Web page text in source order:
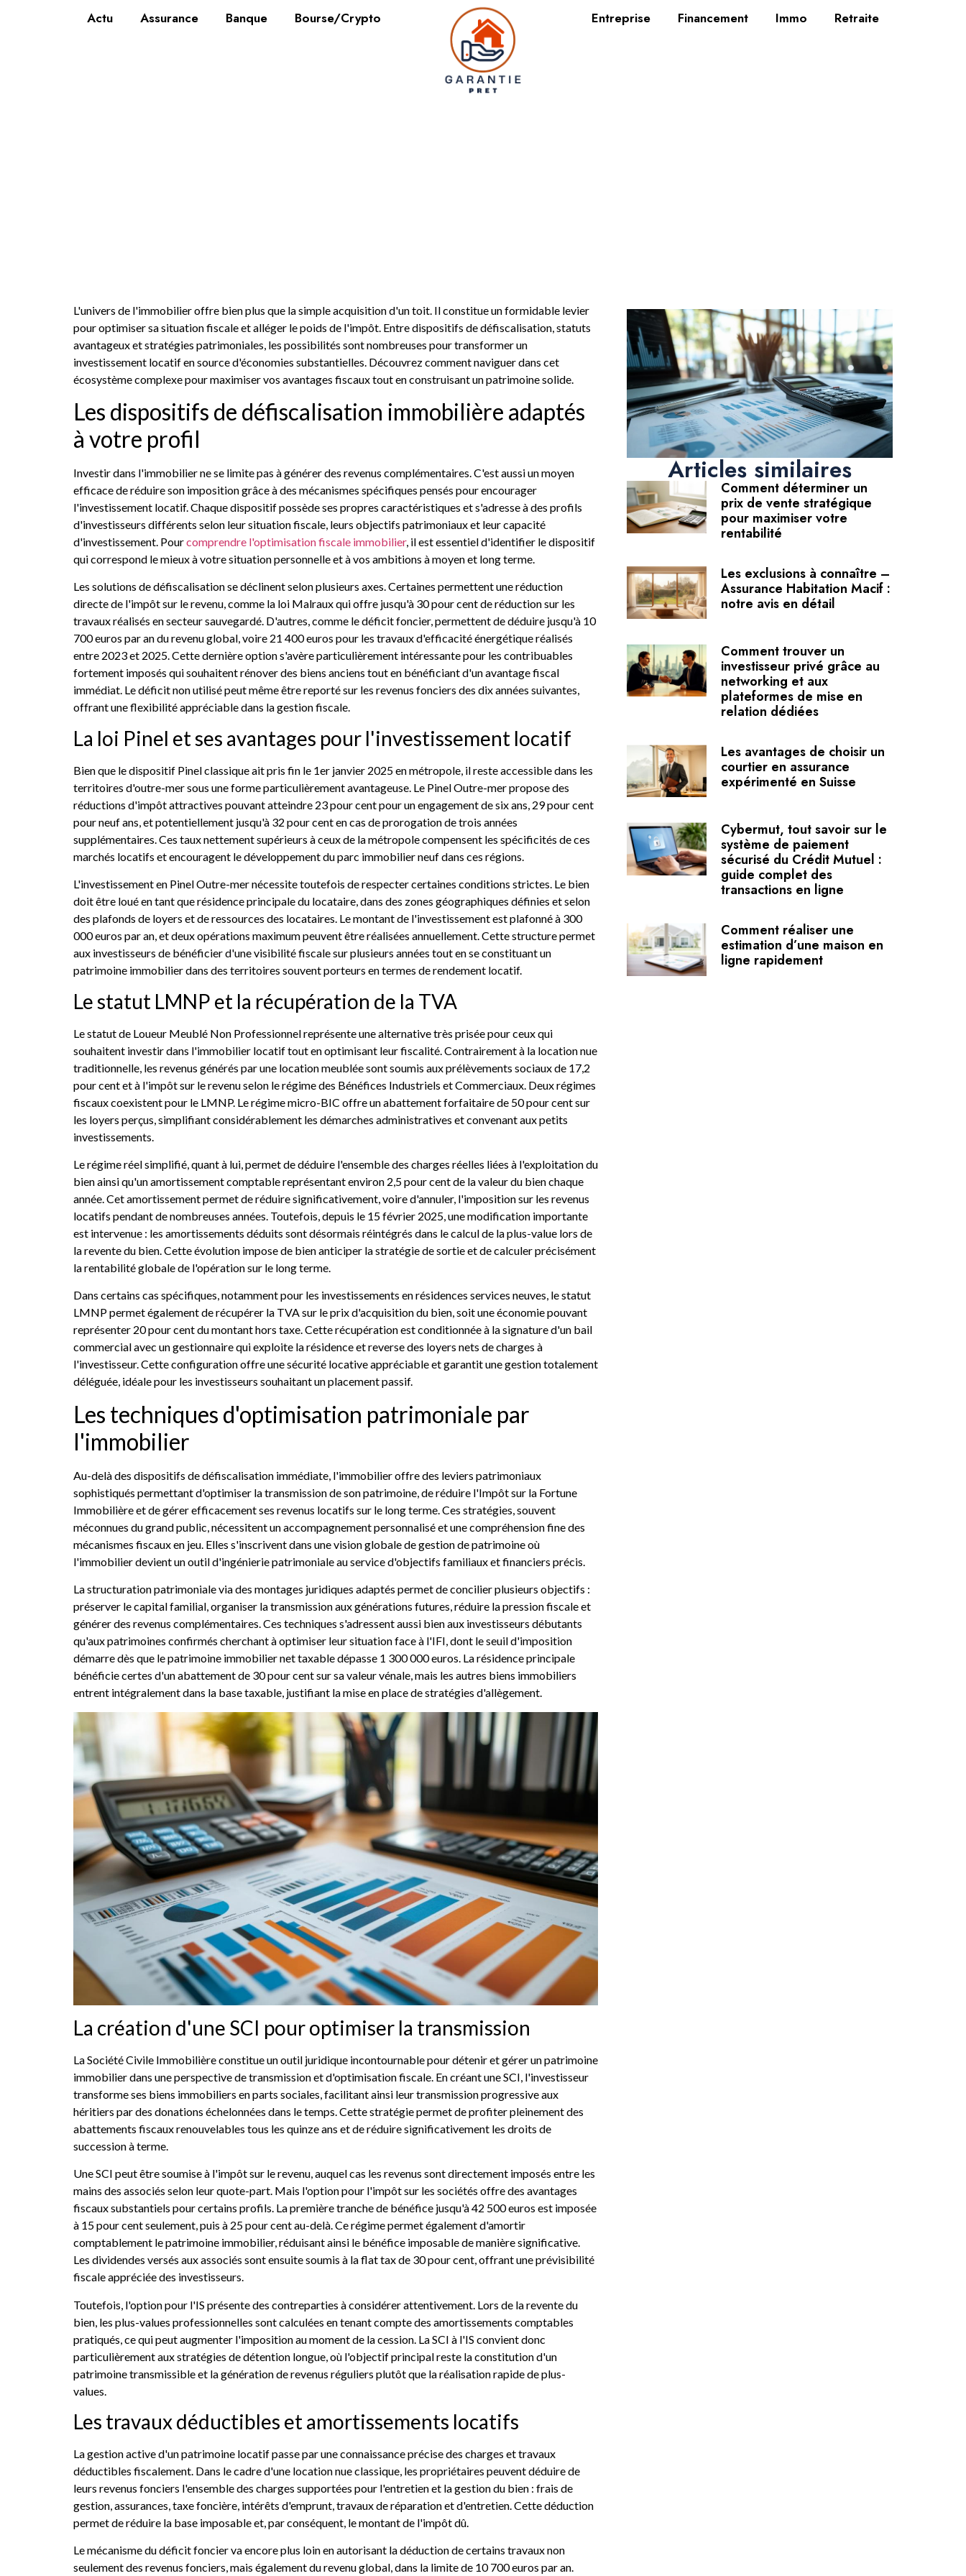
Actu Assurance Banque Bourse/Crypto Entreprise Financement Immo Retraite
L'univers de l'immobilier offre bien plus que la simple acquisition d'un toit. Il constitue un formidable levier
pour optimiser sa situation fiscale et alléger le poids de l'impôt. Entre dispositifs de défiscalisation, statuts
avantageux et stratégies patrimoniales, les possibilités sont nombreuses pour transformer un
investissement locatif en source d'économies substantielles. Découvrez comment naviguer dans cet
écosystème complexe pour maximiser vos avantages fiscaux tout en construisant un patrimoine solide.
Les dispositifs de défiscalisation immobilière adaptés
à votre profil
Investir dans l'immobilier ne se limite pas à générer des revenus complémentaires. C'est aussi un moyen
efficace de réduire son imposition grâce à des mécanismes spécifiques pensés pour encourager
l'investissement locatif. Chaque dispositif possède ses propres caractéristiques et s'adresse à des profils
d'investisseurs différents selon leur situation fiscale, leurs objectifs patrimoniaux et leur capacité
d'investissement. Pourcomprendre l'optimisation fiscale immobilier, il est essentiel d'identifier le dispositif
qui correspond le mieux à votre situation personnelle et à vos ambitions à moyen et long terme.
Les solutions de défiscalisation se déclinent selon plusieurs axes. Certaines permettent une réduction
directe de l'impôt sur le revenu, comme la loi Malraux qui offre jusqu'à 30 pour cent de réduction sur les
travaux réalisés en secteur sauvegardé. D'autres, comme le déficit foncier, permettent de déduire jusqu'à 10
700 euros par an du revenu global, voire 21 400 euros pour les travaux d'efficacité énergétique réalisés
entre 2023 et 2025. Cette dernière option s'avère particulièrement intéressante pour les contribuables
fortement imposés qui souhaitent rénover des biens anciens tout en bénéficiant d'un avantage fiscal
immédiat. Le déficit non utilisé peut même être reporté sur les revenus fonciers des dix années suivantes,
offrant une flexibilité appréciable dans la gestion fiscale.
La loi Pinel et ses avantages pour l'investissement locatif
Bien que le dispositif Pinel classique ait pris fin le 1er janvier 2025 en métropole, il reste accessible dans les
territoires d'outre-mer sous une forme particulièrement avantageuse. Le Pinel Outre-mer propose des
réductions d'impôt attractives pouvant atteindre 23 pour cent pour un engagement de six ans, 29 pour cent
pour neuf ans, et potentiellement jusqu'à 32 pour cent en cas de prorogation de trois années
supplémentaires. Ces taux nettement supérieurs à ceux de la métropole compensent les spécificités de ces
marchés locatifs et encouragent le développement du parc immobilier neuf dans ces régions.
L'investissement en Pinel Outre-mer nécessite toutefois de respecter certaines conditions strictes. Le bien
doit être loué en tant que résidence principale du locataire, dans des zones géographiques définies et selon
des plafonds de loyers et de ressources des locataires. Le montant de l'investissement est plafonné à 300
000 euros par an, et deux opérations maximum peuvent être réalisées annuellement. Cette structure permet
aux investisseurs de bénéficier d'une visibilité fiscale sur plusieurs années tout en se constituant un
patrimoine immobilier dans des territoires souvent porteurs en termes de rendement locatif.
Le statut LMNP et la récupération de la TVA
Le statut de Loueur Meublé Non Professionnel représente une alternative très prisée pour ceux qui
souhaitent investir dans l'immobilier locatif tout en optimisant leur fiscalité. Contrairement à la location nue
traditionnelle, les revenus générés par une location meublée sont soumis aux prélèvements sociaux de 17,2
pour cent et à l'impôt sur le revenu selon le régime des Bénéfices Industriels et Commerciaux. Deux régimes
fiscaux coexistent pour le LMNP. Le régime micro-BIC offre un abattement forfaitaire de 50 pour cent sur
les loyers perçus, simplifiant considérablement les démarches administratives et convenant aux petits
investissements.
Le régime réel simplifié, quant à lui, permet de déduire l'ensemble des charges réelles liées à l'exploitation du
bien ainsi qu'un amortissement comptable représentant environ 2,5 pour cent de la valeur du bien chaque
année. Cet amortissement permet de réduire significativement, voire d'annuler, l'imposition sur les revenus
locatifs pendant de nombreuses années. Toutefois, depuis le 15 février 2025, une modification importante
est intervenue : les amortissements déduits sont désormais réintégrés dans le calcul de la plus-value lors de
la revente du bien. Cette évolution impose de bien anticiper la stratégie de sortie et de calculer précisément
la rentabilité globale de l'opération sur le long terme.
Dans certains cas spécifiques, notamment pour les investissements en résidences services neuves, le statut
LMNP permet également de récupérer la TVA sur le prix d'acquisition du bien, soit une économie pouvant
représenter 20 pour cent du montant hors taxe. Cette récupération est conditionnée à la signature d'un bail
commercial avec un gestionnaire qui exploite la résidence et reverse des loyers nets de charges à
l'investisseur. Cette configuration offre une sécurité locative appréciable et garantit une gestion totalement
déléguée, idéale pour les investisseurs souhaitant un placement passif.
Les techniques d'optimisation patrimoniale par
l'immobilier
Au-delà des dispositifs de défiscalisation immédiate, l'immobilier offre des leviers patrimoniaux
sophistiqués permettant d'optimiser la transmission de son patrimoine, de réduire l'Impôt sur la Fortune
Immobilière et de gérer efficacement ses revenus locatifs sur le long terme. Ces stratégies, souvent
méconnues du grand public, nécessitent un accompagnement personnalisé et une compréhension fine des
mécanismes fiscaux en jeu. Elles s'inscrivent dans une vision globale de gestion de patrimoine où
l'immobilier devient un outil d'ingénierie patrimoniale au service d'objectifs familiaux et financiers précis.
La structuration patrimoniale via des montages juridiques adaptés permet de concilier plusieurs objectifs :
préserver le capital familial, organiser la transmission aux générations futures, réduire la pression fiscale et
générer des revenus complémentaires. Ces techniques s'adressent aussi bien aux investisseurs débutants
qu'aux patrimoines confirmés cherchant à optimiser leur situation face à l'IFI, dont le seuil d'imposition
démarre dès que le patrimoine immobilier net taxable dépasse 1 300 000 euros. La résidence principale
bénéficie certes d'un abattement de 30 pour cent sur sa valeur vénale, mais les autres biens immobiliers
entrent intégralement dans la base taxable, justifiant la mise en place de stratégies d'allègement.
La création d'une SCI pour optimiser la transmission
La Société Civile Immobilière constitue un outil juridique incontournable pour détenir et gérer un patrimoine
immobilier dans une perspective de transmission et d'optimisation fiscale. En créant une SCI, l'investisseur
transforme ses biens immobiliers en parts sociales, facilitant ainsi leur transmission progressive aux
héritiers par des donations échelonnées dans le temps. Cette stratégie permet de profiter pleinement des
abattements fiscaux renouvelables tous les quinze ans et de réduire significativement les droits de
succession à terme.
Une SCI peut être soumise à l'impôt sur le revenu, auquel cas les revenus sont directement imposés entre les
mains des associés selon leur quote-part. Mais l'option pour l'impôt sur les sociétés offre des avantages
fiscaux substantiels pour certains profils. La première tranche de bénéfice jusqu'à 42 500 euros est imposée
à 15 pour cent seulement, puis à 25 pour cent au-delà. Ce régime permet également d'amortir
comptablement le patrimoine immobilier, réduisant ainsi le bénéfice imposable de manière significative.
Les dividendes versés aux associés sont ensuite soumis à la flat tax de 30 pour cent, offrant une prévisibilité
fiscale appréciée des investisseurs.
Toutefois, l'option pour l'IS présente des contreparties à considérer attentivement. Lors de la revente du
bien, les plus-values professionnelles sont calculées en tenant compte des amortissements comptables
pratiqués, ce qui peut augmenter l'imposition au moment de la cession. La SCI à l'IS convient donc
particulièrement aux stratégies de détention longue, où l'objectif principal reste la constitution d'un
patrimoine transmissible et la génération de revenus réguliers plutôt que la réalisation rapide de plus-
values.
Les travaux déductibles et amortissements locatifs
La gestion active d'un patrimoine locatif passe par une connaissance précise des charges et travaux
déductibles fiscalement. Dans le cadre d'une location nue classique, les propriétaires peuvent déduire de
leurs revenus fonciers l'ensemble des charges supportées pour l'entretien et la gestion du bien : frais de
gestion, assurances, taxe foncière, intérêts d'emprunt, travaux de réparation et d'entretien. Cette déduction
permet de réduire la base imposable et, par conséquent, le montant de l'impôt dû.
Le mécanisme du déficit foncier va encore plus loin en autorisant la déduction de certains travaux non
seulement des revenus fonciers, mais également du revenu global, dans la limite de 10 700 euros par an.
Articles similaires
Comment déterminer un
prix de vente stratégique
pour maximiser votre
rentabilité
Les exclusions à connaître –
Assurance Habitation Macif :
notre avis en détail
Comment trouver un
investisseur privé grâce au
networking et aux
plateformes de mise en
relation dédiées
Les avantages de choisir un
courtier en assurance
expérimenté en Suisse
Cybermut, tout savoir sur le
système de paiement
sécurisé du Crédit Mutuel :
guide complet des
transactions en ligne
Comment réaliser une
estimation d’une maison en
ligne rapidement